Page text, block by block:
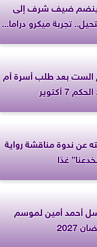
ضيف شرف إلى
تجربة ميكرو دراما...
بعد طلب أسرة أم
7 أكتوير
عن ندوة مناقشة رواية
غدًا
أحمد أمين لموسم
2027